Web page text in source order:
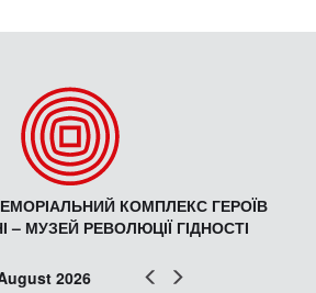
КОМПЛЕКС ГЕРОЇВ
– МУЗЕЙ РЕВОЛЮЦІЇ ГІДНОСТІ
Prev
2026